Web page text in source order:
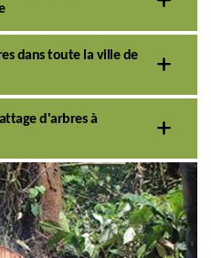
dans toute la ville de
d'arbres à